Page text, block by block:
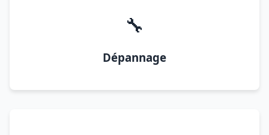
🔧
Dépannage